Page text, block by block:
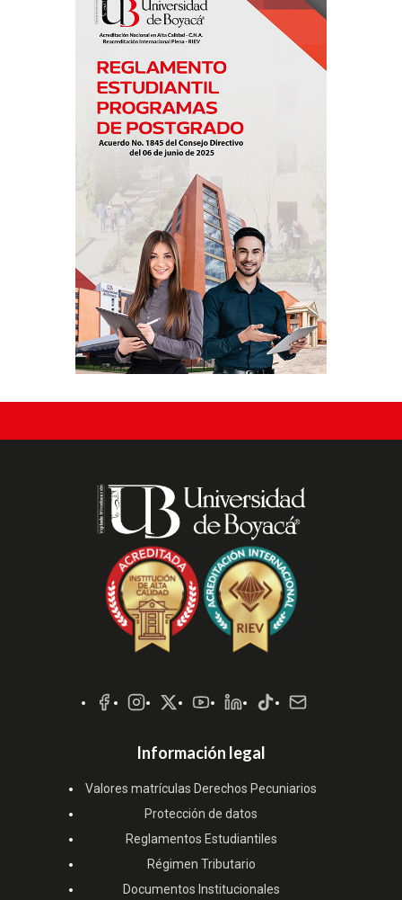
Sociales
Información legal
Valores matrículas Derechos Pecuniarios
Protección de datos
Reglamentos Estudiantiles
Régimen Tributario
Documentos Institucionales